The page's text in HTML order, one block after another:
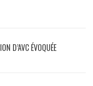
D’AVC ÉVOQUÉE